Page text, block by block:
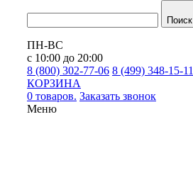
Поиск
ПН-ВС
с 10:00 до 20:00
8 (800) 302-77-06 8 (499) 348-15-11
КОРЗИНА
0 товаров. Заказать звонок
Меню